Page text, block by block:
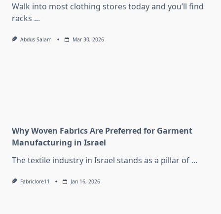
Walk into most clothing stores today and you’ll find
racks ...
Abdus Salam Mar 30, 2026
Why Woven Fabrics Are Preferred for Garment
Manufacturing in Israel
The textile industry in Israel stands as a pillar of ...
Fabriclore11 Jan 16, 2026